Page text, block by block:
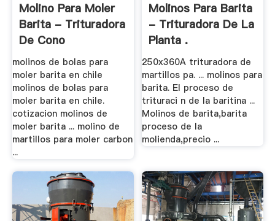
Molino Para Moler
Barita - Trituradora
De Cono
molinos de bolas para
moler barita en chile
molinos de bolas para
moler barita en chile.
cotizacion molinos de
moler barita ... molino de
martillos para moler carbon
...
Molinos Para Barita
- Trituradora De La
Planta .
250x360A trituradora de
martillos pa. ... molinos para
barita. El proceso de
trituraci n de la baritina ...
Molinos de barita,barita
proceso de la
molienda,precio ...